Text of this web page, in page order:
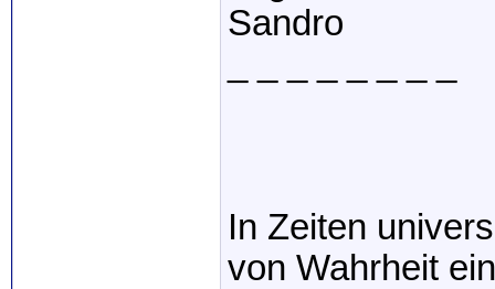
Sandro
In Zeiten
von Wahrheit